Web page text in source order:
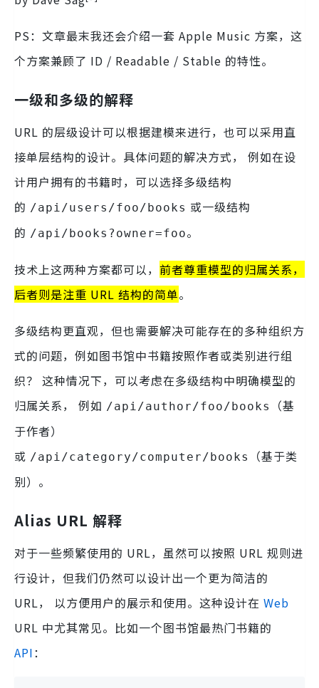
PS：文章最末我还会介绍一套 Apple Music 方案，这
个方案兼顾了 ID / Readable / Stable 的特性。
一级和多级的解释
URL 的层级设计可以根据建模来进行，也可以采用直
接单层结构的设计。具体问题的解决方式， 例如在设
计用户拥有的书籍时，可以选择多级结构
的 /api/users/foo/books 或一级结构
的 /api/books?owner=foo。
技术上这两种方案都可以， 前者尊重模型的归属关系，
后者则是注重 URL 结构的简单。
多级结构更直观，但也需要解决可能存在的多种组织方
式的问题，例如图书馆中书籍按照作者或类别进行组
织？ 这种情况下，可以考虑在多级结构中明确模型的
归属关系， 例如 /api/author/foo/books
（基
于作者）
或 /api/category/computer/books
（基于类
别）。
Alias URL 解释
对于一些频繁使用的 URL，虽然可以按照 URL 规则进
行设计，但我们仍然可以设计出一个更为简洁的
URL， 以方便用户的展示和使用。这种设计在 Web
URL 中尤其常见。比如一个图书馆最热门书籍的
API：